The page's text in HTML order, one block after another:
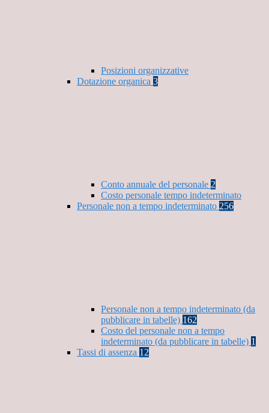
Posizioni organizzative
Dotazione organica 3
Conto annuale del personale 2
Costo personale tempo indeterminato
Personale non a tempo indeterminato 256
Personale non a tempo indeterminato (da
pubblicare in tabelle) 162
Costo del personale non a tempo
indeterminato (da pubblicare in tabelle) 1
Tassi di assenza 12